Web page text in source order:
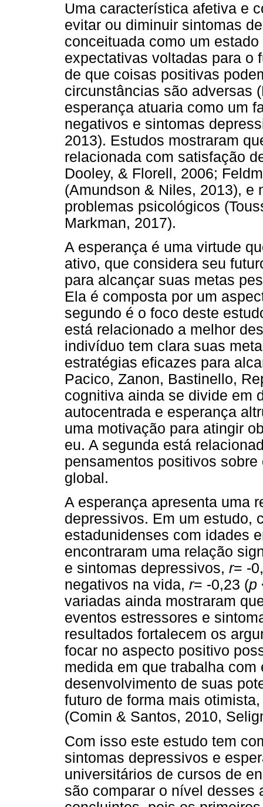
Uma característica afetiva e
evitar ou diminuir sintomas
conceituada como um
expectativas voltadas para o
de que coisas positivas
circunstâncias são adversas
esperança atuaria como um
negativos e sintomas
2013). Estudos mostraram
relacionada com satisfação
Dooley, & Florell, 2006;
(Amundson & Niles, 2013), e
problemas psicológicos
Markman, 2017).
A esperança é uma virtude
ativo, que considera seu
para alcançar suas metas
Ela é composta por um
segundo é o foco deste
está relacionado a melhor
indivíduo tem clara suas
estratégias eficazes para
Pacico, Zanon, Bastinello,
cognitiva ainda se divide em
autocentrada e esperança
uma motivação para atingir
eu. A segunda está
pensamentos positivos
global.
A esperança apresenta uma
depressivos. Em um estudo,
estadunidenses com idades
encontraram uma relação
e sintomas depressivos, r= -
negativos na vida, r= -0,23 (p
variadas ainda mostraram
eventos estressores e
resultados fortalecem os
focar no aspecto positivo
medida em que trabalha
desenvolvimento de suas
futuro de forma mais
(Comin & Santos, 2010,
Com isso este estudo tem
sintomas depressivos e
universitários de cursos de
são comparar o nível desses